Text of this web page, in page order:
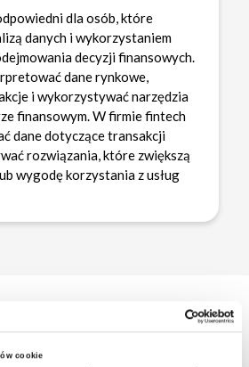
cookie
dla osób, które
danych i wykorzystaniem
decyzji finansowych.
dane rynkowe,
i wykorzystywać narzędzia
finansowym. W firmie fintech
dane dotyczące transakcji
rozwiązania, które zwiększą
wygodę korzystania z usług